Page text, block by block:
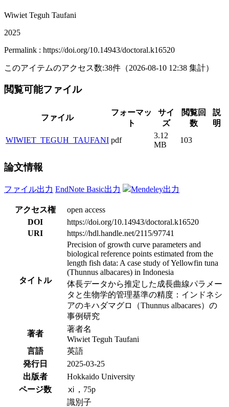
Wiwiet Teguh Taufani
2025
Permalink : https://doi.org/10.14943/doctoral.k16520
このアイテムのアクセス数:38件 （2026-08-10 12:38 集計）
閲覧可能ファイル
ファイル
フォーマッ
ト
サイ
ズ
閲覧回
数
説
明
WIWIET_TEGUH_TAUFANI pdf
3.12
MB
103
論文情報
ファイル出力 EndNote Basic出力 Mendeley出力
アクセス権
open access
DOI
https://doi.org/10.14943/doctoral.k16520
URI
https://hdl.handle.net/2115/97741
タイトル
Precision of growth curve parameters and
biological reference points estimated from the
length fish data: A case study of Yellowfin tuna
(Thunnus albacares) in Indonesia
体長データから推定した成長曲線パラメー
タと生物学的管理基準の精度：インドネシ
アのキハダマグロ（Thunnus albacares）の
事例研究
著者
著者名
Wiwiet Teguh Taufani
言語
英語
発行日
2025-03-25
出版者
Hokkaido University
ページ数
ⅺ，75p
識別子